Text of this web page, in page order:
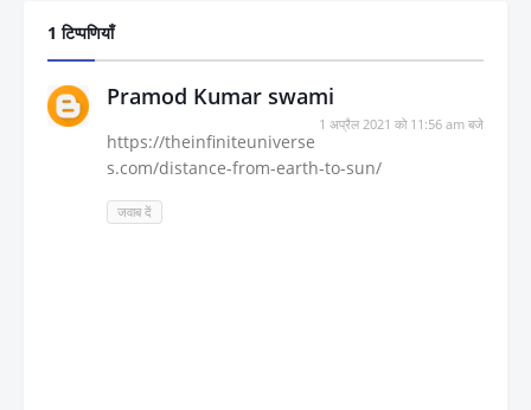
1 टिप्पणियाँ
Pramod Kumar swami
1 अप्रैल 2021 को 11:56 am बजे
https://theinfiniteuniverse
s.com/distance-from-earth-to-sun/
जवाब दें